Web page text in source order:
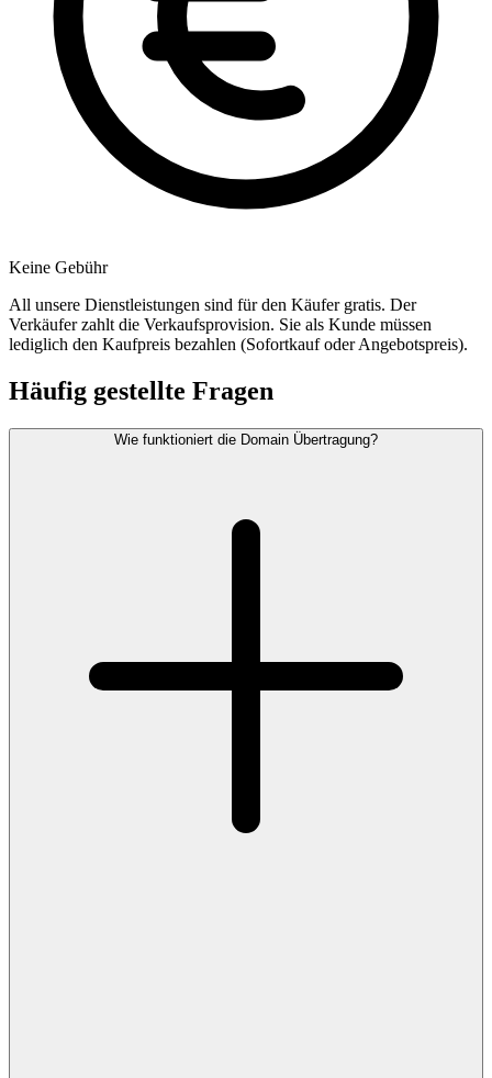
Keine Gebühr
All unsere Dienstleistungen sind für den Käufer gratis. Der
Verkäufer zahlt die Verkaufsprovision. Sie als Kunde müssen
lediglich den Kaufpreis bezahlen (Sofortkauf oder Angebotspreis).
Häufig gestellte Fragen
Wie funktioniert die Domain Übertragung?